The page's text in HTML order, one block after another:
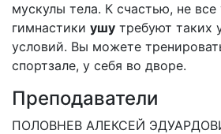
мускулы тела. К счастью, не
гимнастики ушу требуют таких
условий. Вы можете
спортзале, у себя во дворе.
Преподаватели
ПОЛОВНЕВ АЛЕКСЕЙ